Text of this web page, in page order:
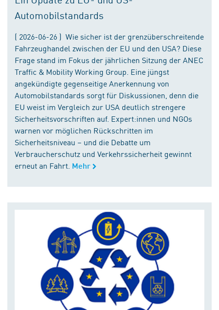
Automobilstandards
( 2026-06-26 ) Wie sicher ist der grenzüberschreitende
Fahrzeughandel zwischen der EU und den USA? Diese
Frage stand im Fokus der jährlichen Sitzung der ANEC
Traffic & Mobility Working Group. Eine jüngst
angekündigte gegenseitige Anerkennung von
Automobilstandards sorgt für Diskussionen, denn die
EU weist im Vergleich zur USA deutlich strengere
Sicherheitsvorschriften auf. Expert:innen und NGOs
warnen vor möglichen Rückschritten im
Sicherheitsniveau – und die Debatte um
Verbraucherschutz und Verkehrssicherheit gewinnt
erneut an Fahrt. Mehr